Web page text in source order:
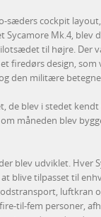
sæders cockpit
Mk.4, blev
til højre. Der
firedørs design,
den militære
blev i stedet kendt
måneden blev
blev udviklet. Hver
blive tilpasset til
luftkran
til-fem personer,